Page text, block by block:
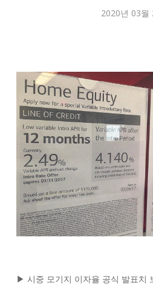
2020년 03월
▶ 시중 모기지 이자율 공식 발표치